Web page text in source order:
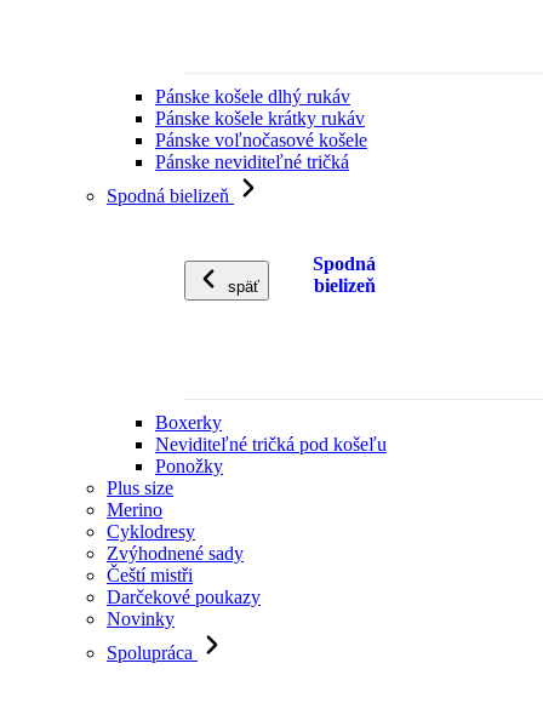
Pánske košele dlhý rukáv
Pánske košele krátky rukáv
Pánske voľnočasové košele
Pánske neviditeľné tričká
Spodná bielizeň
späť
Spodná
bielizeň
Boxerky
Neviditeľné tričká pod košeľu
Ponožky
Plus size
Merino
Cyklodresy
Zvýhodnené sady
Čeští mistři
Darčekové poukazy
Novinky
Spolupráca